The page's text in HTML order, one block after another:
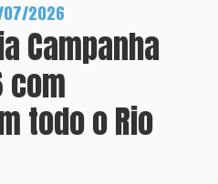
07/2026
Campanha
com
todo o Rio